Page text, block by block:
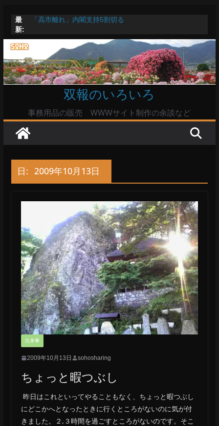
テ
ン
ツ
へ
ッ
最
新:
「高市離れ」内閣支持5割切る
高市首相とは隙間風が吹く鈴木憲和農水相
陸自部隊の思想信条調査報道受け小泉防衛相「不適切活
動ない」で良いのか
命綱のエアコンも危ない
双報のいろいろ
事務用品の販売 WWWサイト制作の余談など
日: 2009年10月13日
出来事
2009年10月13日 sohosharing
ちょっと暇つぶし
昨日はこれといってやることもなく、ちょっと暇つぶし
にどこかへとなったときに行くところがないのに気が付
きました。２,３時間を過ごすところがないのです。そこ